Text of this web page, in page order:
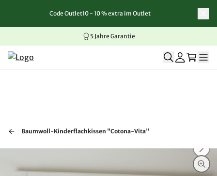
Zum Inhalt springen
Zur Navigation springen
Zum Seitenende springen
Code Outlet10 - 10 % extra im Outlet
5 Jahre Garantie
Baumwoll-Kinderflachkissen "Cotona-Vita"